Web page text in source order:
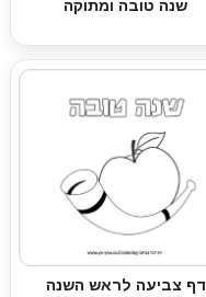
שנה טובה ומתוקה
דף צביעה לראש השנה